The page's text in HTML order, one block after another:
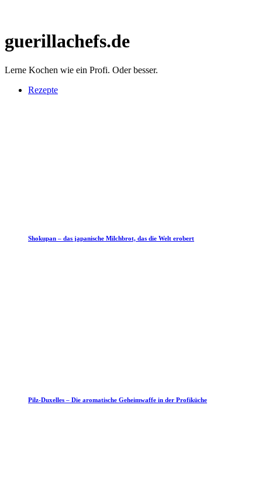
guerillachefs.de
Lerne Kochen wie ein Profi. Oder besser.
Rezepte
Shokupan – das japanische Milchbrot, das die Welt erobert
Pilz-Duxelles – Die aromatische Geheimwaffe in der Profiküche